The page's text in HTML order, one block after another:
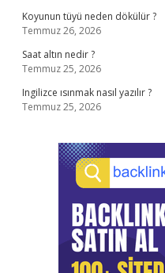
Koyunun tüyü neden dökülür ?
Temmuz 26, 2026
Saat altın nedir ?
Temmuz 25, 2026
Ingilizce ısınmak nasıl yazılır ?
Temmuz 25, 2026